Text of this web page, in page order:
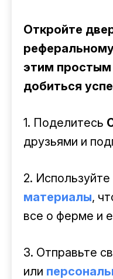
Откройте
этим
добиться
1. Поделитесь
друзьями и
2.
материалы,
все о ферме и
3. Отправьте
или